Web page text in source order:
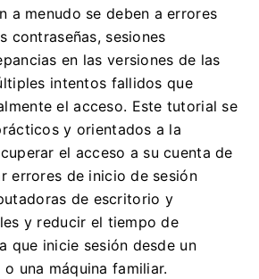
a menudo se deben a errores
contraseñas, sesiones
en las versiones de las
intentos fallidos que
el acceso. Este tutorial se
y orientados a la
el acceso a su cuenta de
errores de inicio de sesión
de escritorio y
y reducir el tiempo de
que inicie sesión desde un
una máquina familiar.